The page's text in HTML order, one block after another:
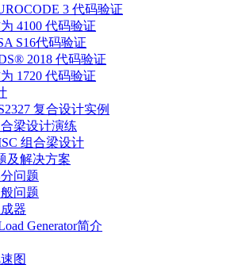
3 代码验证
4100 代码验证
S16代码验证
2018 代码验证
1720 代码验证
复合设计实例
梁设计演练
组合梁设计
及解决方案
问题
问题
器
Generator简介
图